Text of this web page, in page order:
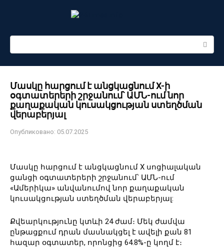
Поиск:
Մասկը հարցում է անցկացնում X-ի
օգտատերերի շրջանում՝ ԱՄՆ-ում նոր
քաղաքական կուսակցության ստեղծման
վերաբերյալ
Опубликовано: 05.07.2025
Մասկը հարցում է անցկացնում X սոցիալական
ցանցի օգտատերերի շրջանում՝ ԱՄՆ-ում
«Ամերիկա» անվանումով նոր քաղաքական
կուսակցության ստեղծման վերաբերյալ:
Քվեարկությունը կտևի 24 ժամ։ Մեկ ժամվա
ընթացքում դրան մասնակցել է ավելի քան 81
հազար օգտատեր, որոնցից 64.8%-ը կողմ է։